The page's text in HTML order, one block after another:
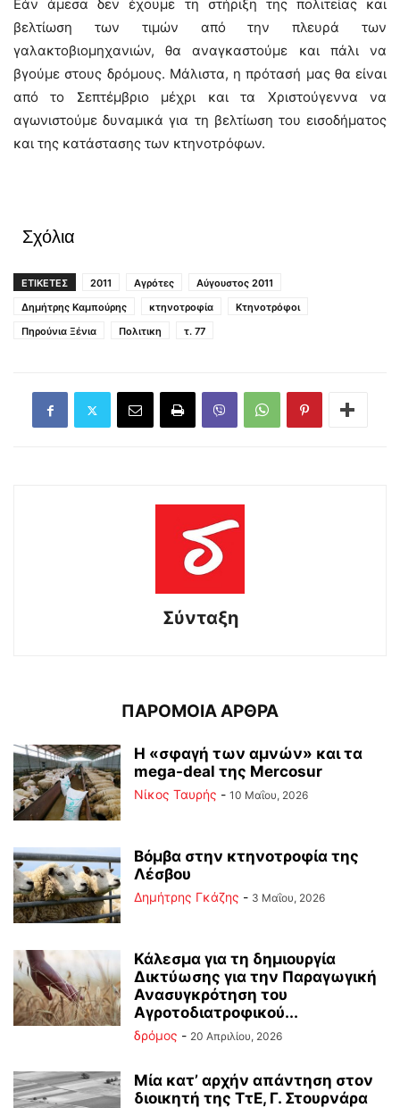
Εάν άμεσα δεν έχουμε τη στήριξη της πολιτείας και
βελτίωση των τιμών από την πλευρά των
γαλακτοβιομηχανιών, θα αναγκαστούμε και πάλι να
βγούμε στους δρόμους. Μάλιστα, η πρότασή μας θα είναι
από το Σεπτέμβριο μέχρι και τα Χριστούγεννα να
αγωνιστούμε δυναμικά για τη βελτίωση του εισοδήματος
και της κατάστασης των κτηνοτρόφων.
Σχόλια
ΕΤΙΚΕΤΕΣ 2011 Αγρότες
Αύγουστος 2011
Δημήτρης Καμπούρης
κτηνοτροφία
Κτηνοτρόφοι
Πηρούνια Ξένια
Πολιτικη τ. 77
Σύνταξη
ΠΑΡΟΜΟΙΑ ΑΡΘΡΑ
Η «σφαγή των αμνών» και τα
mega-deal της Mercosur
Νίκος Ταυρής - 10 Μαΐου, 2026
Βόμβα στην κτηνοτροφία της
Λέσβου
Δημήτρης Γκάζης - 3 Μαΐου, 2026
Κάλεσμα για τη δημιουργία
Δικτύωσης για την Παραγωγική
Ανασυγκρότηση του
Αγροτοδιατροφικού...
δρόμος - 20 Απριλίου, 2026
Μία κατ’ αρχήν απάντηση στον
διοικητή της ΤτΕ, Γ. Στουρνάρα